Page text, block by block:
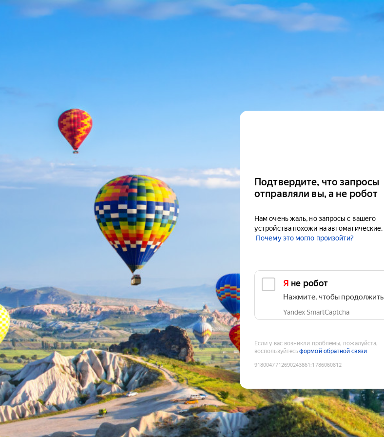
Подтвердите, что запросы
отправляли вы, а не робот
Нам очень жаль, но запросы с вашего
устройства похожи на автоматические.
Почему это могло произойти?
Я не робот
Нажмите, чтобы продолжить
Yandex SmartCaptcha
Если у вас возникли проблемы, пожалуйста,
воспользуйтесьформой обратной связи
9180047712690243861 :1786060812